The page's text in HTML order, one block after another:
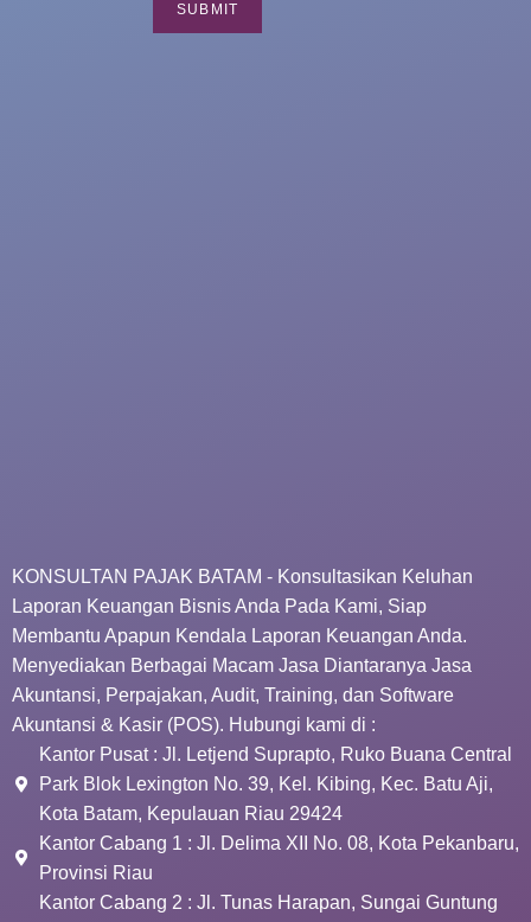
SUBMIT
KONSULTAN PAJAK BATAM - Konsultasikan Keluhan
Laporan Keuangan Bisnis Anda Pada Kami, Siap
Membantu Apapun Kendala Laporan Keuangan Anda.
Menyediakan Berbagai Macam Jasa Diantaranya Jasa
Akuntansi, Perpajakan, Audit, Training, dan Software
Akuntansi & Kasir (POS). Hubungi kami di :
Kantor Pusat : Jl. Letjend Suprapto, Ruko Buana Central
Park Blok Lexington No. 39, Kel. Kibing, Kec. Batu Aji,
Kota Batam, Kepulauan Riau 29424
Kantor Cabang 1 : Jl. Delima XII No. 08, Kota Pekanbaru,
Provinsi Riau
Kantor Cabang 2 : Jl. Tunas Harapan, Sungai Guntung